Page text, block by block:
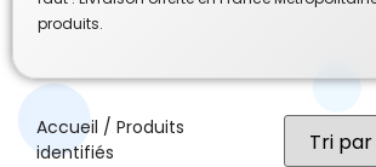
produits.
Accueil / Produits
identifiés